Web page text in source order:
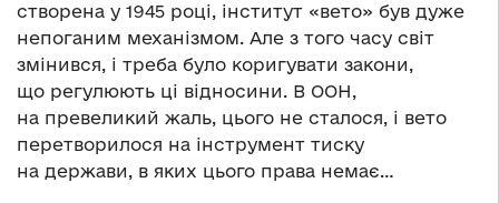
створена у 1945 році, інститут «вето» був дуже
непоганим механізмом. Але з того часу світ
змінився, і треба було коригувати закони,
що регулюють ці відносини. В ООН,
на превеликий жаль, цього не сталося, і вето
перетворилося на інструмент тиску
на держави, в яких цього права немає…